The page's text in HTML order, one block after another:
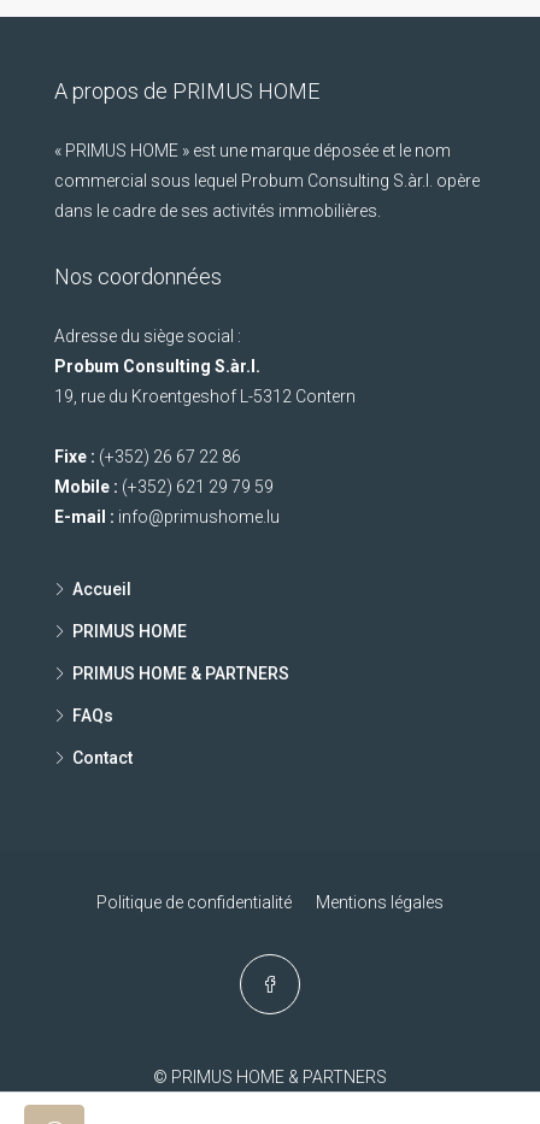
A propos de PRIMUS HOME
« PRIMUS HOME » est une marque déposée et le nom
commercial sous lequel Probum Consulting S.àr.l. opère
dans le cadre de ses activités immobilières.
Nos coordonnées
Adresse du siège social :
Probum Consulting S.àr.l.
19, rue du Kroentgeshof L-5312 Contern
Fixe : (+352) 26 67 22 86
Mobile : (+352) 621 29 79 59
E-mail : info@primushome.lu
Accueil
PRIMUS HOME
PRIMUS HOME & PARTNERS
FAQs
Contact
Politique de confidentialité Mentions légales
© PRIMUS HOME & PARTNERS